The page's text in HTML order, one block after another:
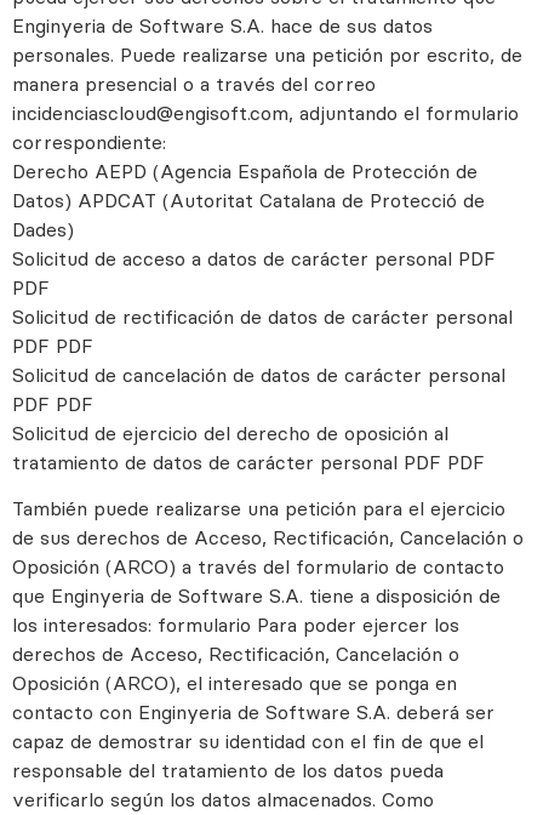
Enginyeria de Software S.A. hace de sus datos
personales. Puede realizarse una petición por escrito, de
manera presencial o a través del correo
incidenciascloud@engisoft.com, adjuntando el formulario
correspondiente:
Derecho AEPD (Agencia Española de Protección de
Datos) APDCAT (Autoritat Catalana de Protecció de
Dades)
Solicitud de acceso a datos de carácter personal PDF
PDF
Solicitud de rectificación de datos de carácter personal
PDF PDF
Solicitud de cancelación de datos de carácter personal
PDF PDF
Solicitud de ejercicio del derecho de oposición al
tratamiento de datos de carácter personal PDF PDF
También puede realizarse una petición para el ejercicio
de sus derechos de Acceso, Rectificación, Cancelación o
Oposición (ARCO) a través del formulario de contacto
que Enginyeria de Software S.A. tiene a disposición de
los interesados: formulario Para poder ejercer los
derechos de Acceso, Rectificación, Cancelación o
Oposición (ARCO), el interesado que se ponga en
contacto con Enginyeria de Software S.A. deberá ser
capaz de demostrar su identidad con el fin de que el
responsable del tratamiento de los datos pueda
verificarlo según los datos almacenados. Como